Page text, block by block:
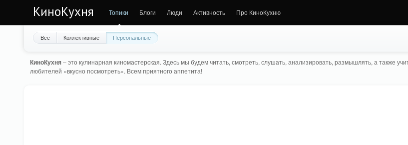
КиноКухня Топики Блоги Люди Активность Про КиноКухню
Все Коллективные Персональные
КиноКухня– это кулинарная киномастерская. Здесь мы будем читать, смотреть, слушать, анализировать, размышлять, а также
любителей «вкусно посмотреть». Всем приятного аппетита!